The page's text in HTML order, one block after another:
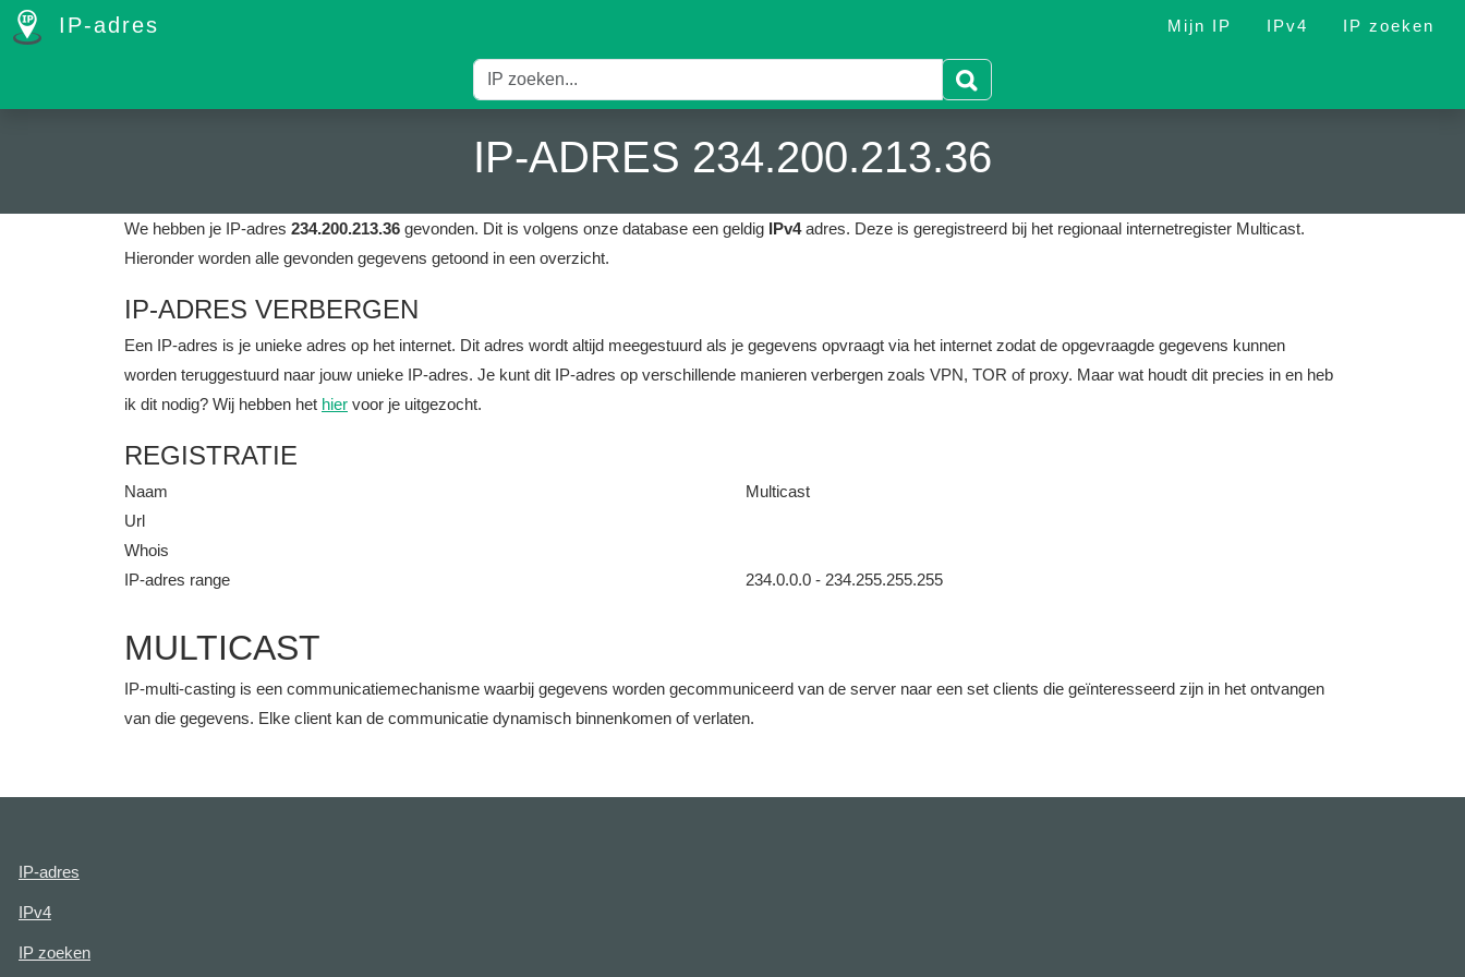
IP-adres Mijn IP IPv4 IP zoeken
IP-ADRES 234.200.213.36
We hebben je IP-adres 234.200.213.36 gevonden. Dit is volgens onze database een geldig IPv4adres. Deze is geregistreerd bij het regionaal internetregister Multicast.
Hieronder worden alle gevonden gegevens getoond in een overzicht.
IP-ADRES VERBERGEN
Een IP-adres is je unieke adres op het internet. Dit adres wordt altijd meegestuurd als je gegevens opvraagt via het internet zodat de opgevraagde gegevens kunnen
worden teruggestuurd naar jouw unieke IP-adres. Je kunt dit IP-adres op verschillende manieren verbergen zoals VPN, TOR of proxy. Maar wat houdt dit precies in en heb
ik dit nodig? Wij hebben het hier voor je uitgezocht.
REGISTRATIE
Naam
Multicast
Url
Whois
IP-adres range
234.0.0.0 - 234.255.255.255
MULTICAST
IP-multi-casting is een communicatiemechanisme waarbij gegevens worden gecommuniceerd van de server naar een set clients die geïnteresseerd zijn in het ontvangen
van die gegevens. Elke client kan de communicatie dynamisch binnenkomen of verlaten.
IP-adres
IPv4
IP zoeken